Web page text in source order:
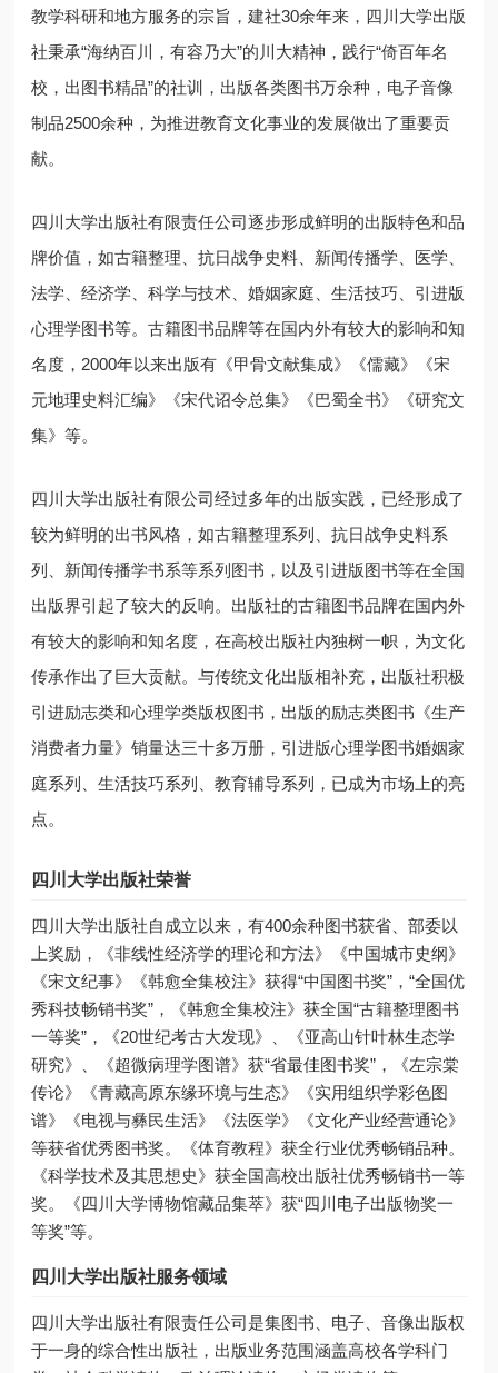
教学科研和地方服务的宗旨，建社30余年来，四川大学出版
社秉承“海纳百川，有容乃大”的川大精神，践行“倚百年名
校，出图书精品”的社训，出版各类图书万余种，电子音像
制品2500余种，为推进教育文化事业的发展做出了重要贡
献。
四川大学出版社有限责任公司逐步形成鲜明的出版特色和品
牌价值，如古籍整理、抗日战争史料、新闻传播学、医学、
法学、经济学、科学与技术、婚姻家庭、生活技巧、引进版
心理学图书等。古籍图书品牌等在国内外有较大的影响和知
名度，2000年以来出版有《甲骨文献集成》《儒藏》《宋
元地理史料汇编》《宋代诏令总集》《巴蜀全书》《研究文
集》等。
四川大学出版社有限公司经过多年的出版实践，已经形成了
较为鲜明的出书风格，如古籍整理系列、抗日战争史料系
列、新闻传播学书系等系列图书，以及引进版图书等在全国
出版界引起了较大的反响。出版社的古籍图书品牌在国内外
有较大的影响和知名度，在高校出版社内独树一帜，为文化
传承作出了巨大贡献。与传统文化出版相补充，出版社积极
引进励志类和心理学类版权图书，出版的励志类图书《生产
消费者力量》销量达三十多万册，引进版心理学图书婚姻家
庭系列、生活技巧系列、教育辅导系列，已成为市场上的亮
点。
四川大学出版社荣誉
四川大学出版社自成立以来，有400余种图书获省、部委以
上奖励，《非线性经济学的理论和方法》《中国城市史纲》
《宋文纪事》《韩愈全集校注》获得“中国图书奖”，“全国优
秀科技畅销书奖”，《韩愈全集校注》获全国“古籍整理图书
一等奖”，《20世纪考古大发现》、《亚高山针叶林生态学
研究》、《超微病理学图谱》获“省最佳图书奖”，《左宗棠
传论》《青藏高原东缘环境与生态》《实用组织学彩色图
谱》《电视与彝民生活》《法医学》《文化产业经营通论》
等获省优秀图书奖。《体育教程》获全行业优秀畅销品种。
《科学技术及其思想史》获全国高校出版社优秀畅销书一等
奖。《四川大学博物馆藏品集萃》获“四川电子出版物奖一
等奖”等。
四川大学出版社服务领域
四川大学出版社有限责任公司是集图书、电子、音像出版权
于一身的综合性出版社，出版业务范围涵盖高校各学科门